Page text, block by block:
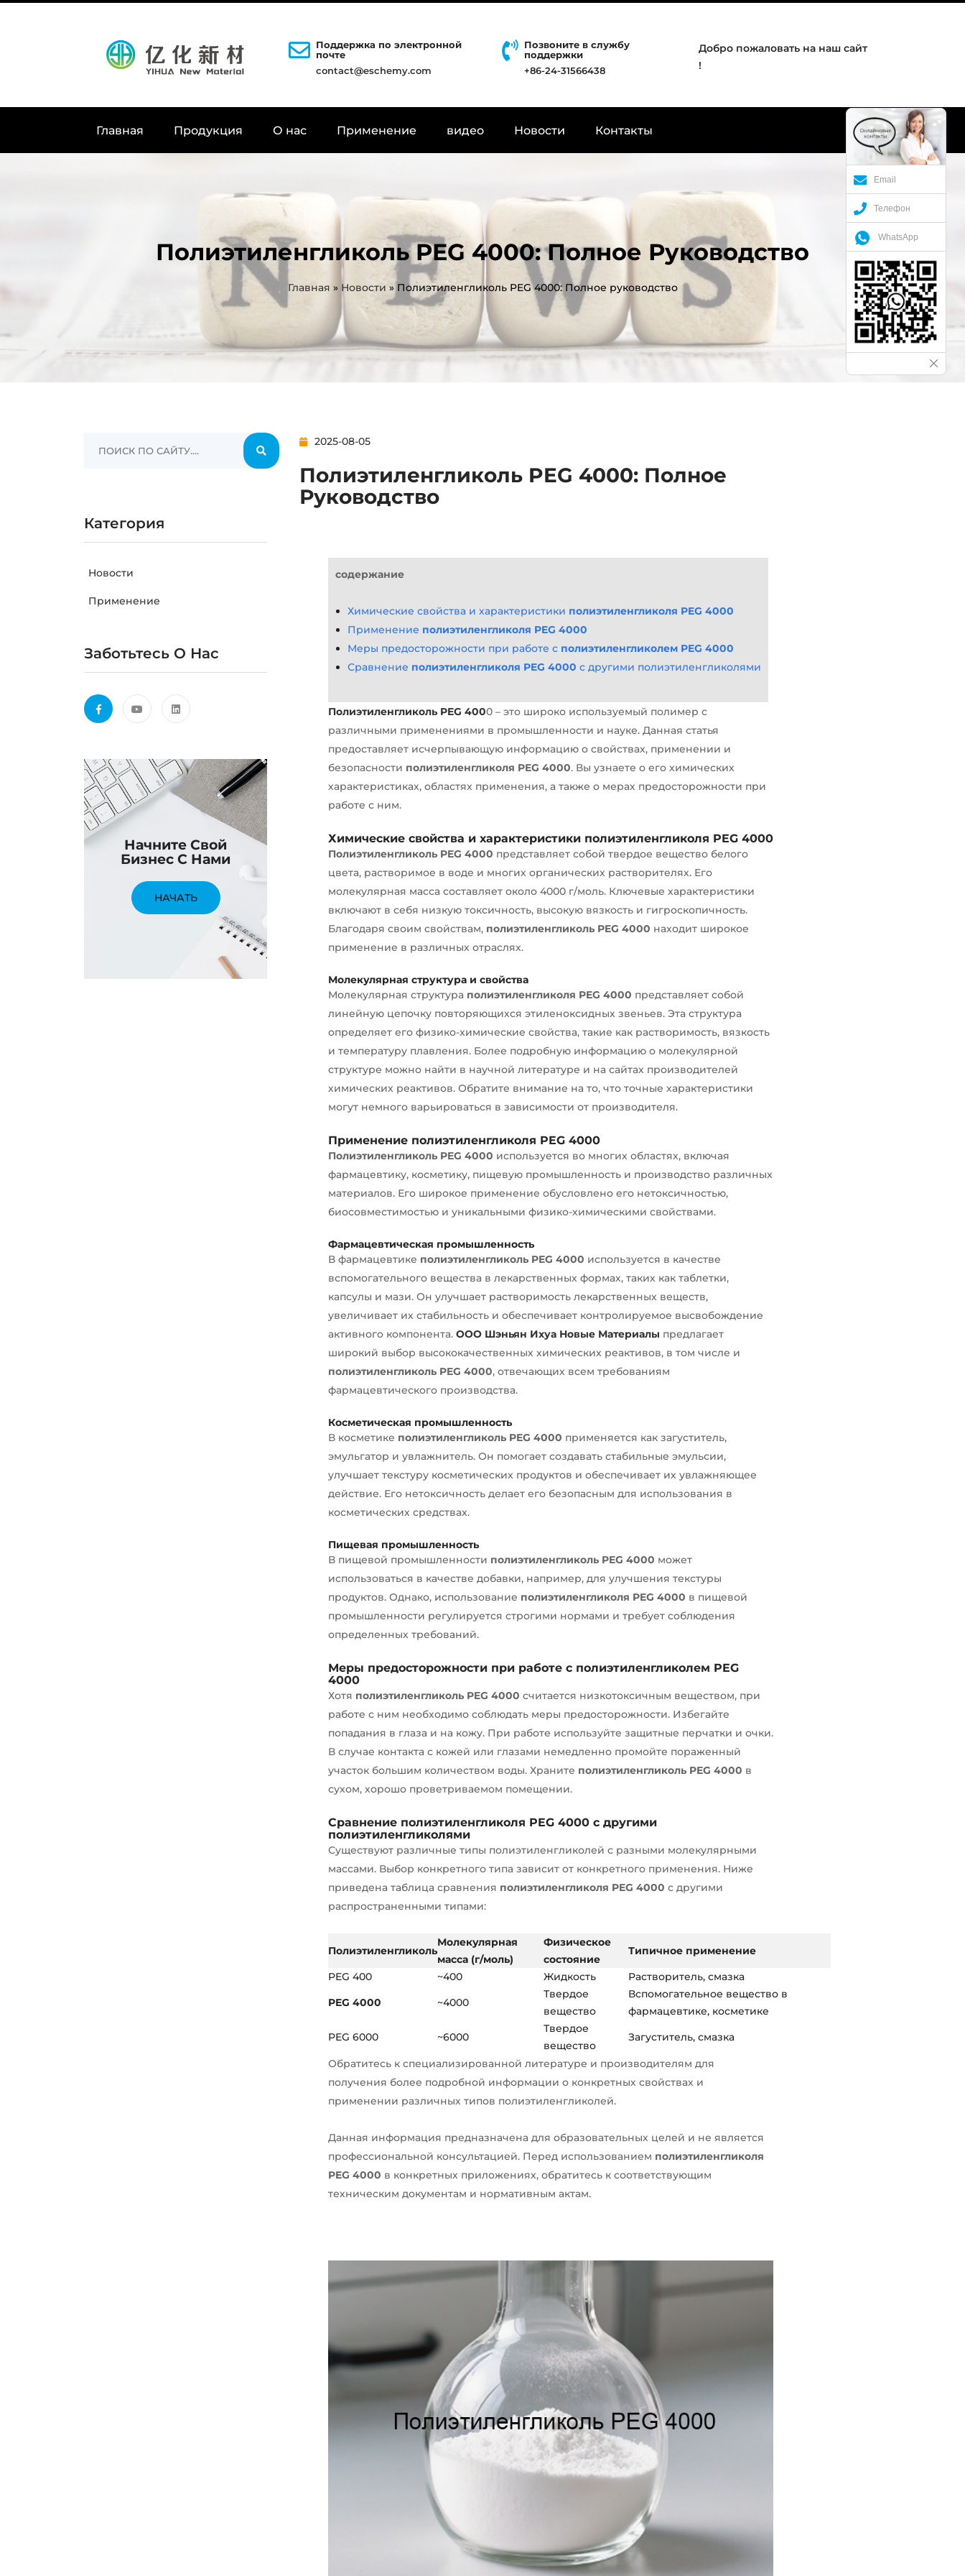
Поддержка по электронной
почте
contact@eschemy.com
Позвоните в службу
поддержки
+86-24-31566438
Добро пожаловать на наш сайт
!
Главная Продукция О нас Применение видео Новости Контакты
Полиэтиленгликоль PEG 4000: Полное Руководство
Главная » Новости » Полиэтиленгликоль PEG 4000: Полное руководство
Категория
Новости
Применение
Заботьтесь О Нас
Начните Свой
Бизнес С Нами
НАЧАТЬ
2025-08-05
Полиэтиленгликоль PEG 4000: Полное
Руководство
содержание
Химические свойства и характеристики полиэтиленгликоля PEG 4000
Применение полиэтиленгликоля PEG 4000
Меры предосторожности при работе с полиэтиленгликолем PEG 4000
Сравнение полиэтиленгликоля PEG 4000 с другими полиэтиленгликолями
Полиэтиленгликоль PEG 4000 – это широко используемый полимер с
различными применениями в промышленности и науке. Данная статья
предоставляет исчерпывающую информацию о свойствах, применении и
безопасности полиэтиленгликоля PEG 4000. Вы узнаете о его химических
характеристиках, областях применения, а также о мерах предосторожности при
работе с ним.
Химические свойства и характеристики полиэтиленгликоля PEG 4000
Полиэтиленгликоль PEG 4000 представляет собой твердое вещество белого
цвета, растворимое в воде и многих органических растворителях. Его
молекулярная масса составляет около 4000 г/моль. Ключевые характеристики
включают в себя низкую токсичность, высокую вязкость и гигроскопичность.
Благодаря своим свойствам, полиэтиленгликоль PEG 4000 находит широкое
применение в различных отраслях.
Молекулярная структура и свойства
Молекулярная структура полиэтиленгликоля PEG 4000 представляет собой
линейную цепочку повторяющихся этиленоксидных звеньев. Эта структура
определяет его физико-химические свойства, такие как растворимость, вязкость
и температуру плавления. Более подробную информацию о молекулярной
структуре можно найти в научной литературе и на сайтах производителей
химических реактивов. Обратите внимание на то, что точные характеристики
могут немного варьироваться в зависимости от производителя.
Применение полиэтиленгликоля PEG 4000
Полиэтиленгликоль PEG 4000 используется во многих областях, включая
фармацевтику, косметику, пищевую промышленность и производство различных
материалов. Его широкое применение обусловлено его нетоксичностью,
биосовместимостью и уникальными физико-химическими свойствами.
Фармацевтическая промышленность
В фармацевтике полиэтиленгликоль PEG 4000 используется в качестве
вспомогательного вещества в лекарственных формах, таких как таблетки,
капсулы и мази. Он улучшает растворимость лекарственных веществ,
увеличивает их стабильность и обеспечивает контролируемое высвобождение
активного компонента. ООО Шэньян Ихуа Новые Материалы предлагает
широкий выбор высококачественных химических реактивов, в том числе и
полиэтиленгликоль PEG 4000, отвечающих всем требованиям
фармацевтического производства.
Косметическая промышленность
В косметике полиэтиленгликоль PEG 4000 применяется как загуститель,
эмульгатор и увлажнитель. Он помогает создавать стабильные эмульсии,
улучшает текстуру косметических продуктов и обеспечивает их увлажняющее
действие. Его нетоксичность делает его безопасным для использования в
косметических средствах.
Пищевая промышленность
В пищевой промышленности полиэтиленгликоль PEG 4000 может
использоваться в качестве добавки, например, для улучшения текстуры
продуктов. Однако, использование полиэтиленгликоля PEG 4000 в пищевой
промышленности регулируется строгими нормами и требует соблюдения
определенных требований.
Меры предосторожности при работе с полиэтиленгликолем PEG
4000
Хотя полиэтиленгликоль PEG 4000 считается низкотоксичным веществом, при
работе с ним необходимо соблюдать меры предосторожности. Избегайте
попадания в глаза и на кожу. При работе используйте защитные перчатки и очки.
В случае контакта с кожей или глазами немедленно промойте пораженный
участок большим количеством воды. Храните полиэтиленгликоль PEG 4000 в
сухом, хорошо проветриваемом помещении.
Сравнение полиэтиленгликоля PEG 4000 с другими
полиэтиленгликолями
Существуют различные типы полиэтиленгликолей с разными молекулярными
массами. Выбор конкретного типа зависит от конкретного применения. Ниже
приведена таблица сравнения полиэтиленгликоля PEG 4000 с другими
распространенными типами:
Полиэтиленгликоль
Молекулярная
масса (г/моль)
Физическое
состояние
Типичное применение
PEG 400
~400 Жидкость
Растворитель, смазка
PEG 4000
~4000
Твердое
вещество
Вспомогательное вещество в
фармацевтике, косметике
PEG 6000
~6000
Твердое
вещество
Загуститель, смазка
Обратитесь к специализированной литературе и производителям для
получения более подробной информации о конкретных свойствах и
применении различных типов полиэтиленгликолей.
Данная информация предназначена для образовательных целей и не является
профессиональной консультацией. Перед использованием полиэтиленгликоля
PEG 4000 в конкретных приложениях, обратитесь к соответствующим
техническим документам и нормативным актам.
Email
Телефон
WhatsApp